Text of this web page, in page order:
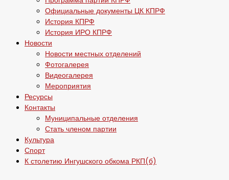
Официальные документы ЦК КПРФ
История КПРФ
История ИРО КПРФ
Новости
Новости местных отделений
Фотогалерея
Видеогалерея
Мероприятия
Ресурсы
Контакты
Муниципальные отделения
Стать членом партии
Культура
Спорт
К столетию Ингушского обкома РКП(б)